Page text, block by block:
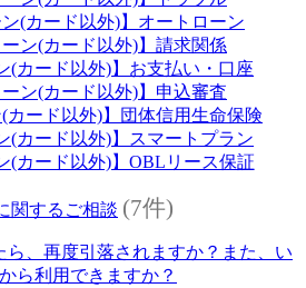
ン(カード以外)】オートローン
ーン(カード以外)】請求関係
(カード以外)】お支払い・口座
ーン(カード以外)】申込審査
(カード以外)】団体信用生命保険
(カード以外)】スマートプラン
(カード以外)】OBLリース保証
関するご相談 (7件)
ら、再度引落されますか？また、い
ら利用できますか？